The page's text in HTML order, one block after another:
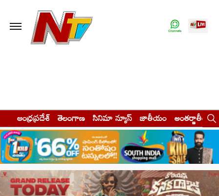
ఆంధ్రప్రదేశ్ తెలంగాణ సినిమా న్యూస్ జాతీయం అంతర్జాతీయం